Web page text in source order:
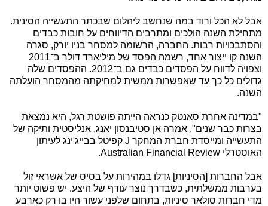
אבל לא הכל ורוד במה שנחשב ליהלום שבכתר התעשייה הסינית.
מתחילת השנה הולכים ומתרבים הדיווחים על חובות כבדים
והסתבכויות רבות. החברה, הרשומה למסחר בניו יורק, סגרה
השנה קו ייצור אחד, רשמה הפסד של מיליארד דולר ב־2011
וצפויה לדווח על הפסדים כבדים גם ב־2012. ההפסדים שלה
גדולים כל כך עד שאפשרות ממשית למחיקתה מהמסחר הועלתה
השנה.
"במדינה אחרת סאנטק כנראה הייתה פושטת רגל, היא נמצאת
בצרות כבר שנים", אמרה אן סטיבנסון יאנג, אנליסטית ותיקה של
התעשייה ומייסדת חברת המחקר J קפיטל בבייג'ינג לעיתון
האוסטרלי Australian Financial Review
.
אבל החברות [הסיניות] גדלו במהירות על בסיס של אשראי זול
בערבות ממשלתית, כשבדרך נוצר עודף של היצע. יש פשוט יותר
מדי חברות סולאר סיניות, בתחום שלפני עשור היו בו רק כארבע